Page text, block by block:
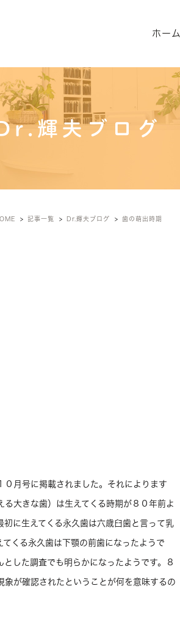
ホーム
輝夫ブログ
記事一覧 Dr.輝夫ブログ 歯の萌出時期
０月号に掲載されました。それによります
大きな歯）は生えてくる時期が８０年前よ
に生えてくる永久歯は六歳臼歯と言って乳
くる永久歯は下顎の前歯になったようで
した調査でも明らかになったようです。８
が確認されたということが何を意味するの